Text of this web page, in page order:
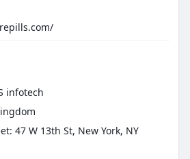
infotech
47 W 13th St, New York, NY